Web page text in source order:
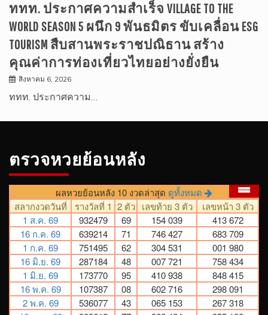
ททท. ประกาศความสำเร็จ VILLAGE TO THE
WORLD SEASON 5 ผนึก 9 พันธมิตร ขับเคลื่อน ESG
TOURISM สืบสานพระราชปณิธาน สร้าง
คุณค่าการท่องเที่ยวไทยอย่างยั่งยืน
สิงหาคม 6, 2026
ททท. ประกาศความ…
ตรวจหวยย้อนหลัง